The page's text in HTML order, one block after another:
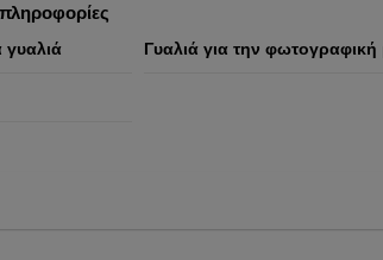
γυαλιά Γυαλιά για την